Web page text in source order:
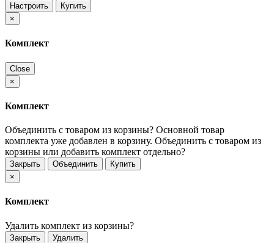
Настроить
Купить
×
Комплект
Close
×
Комплект
Объединить с товаром из корзины? Основной товар
комплекта уже добавлен в корзину. Объединить с товаром из
корзины или добавить комплект отдельно?
Закрыть Объединить
Купить
×
Комплект
Удалить комплект из корзины?
Закрыть Удалить